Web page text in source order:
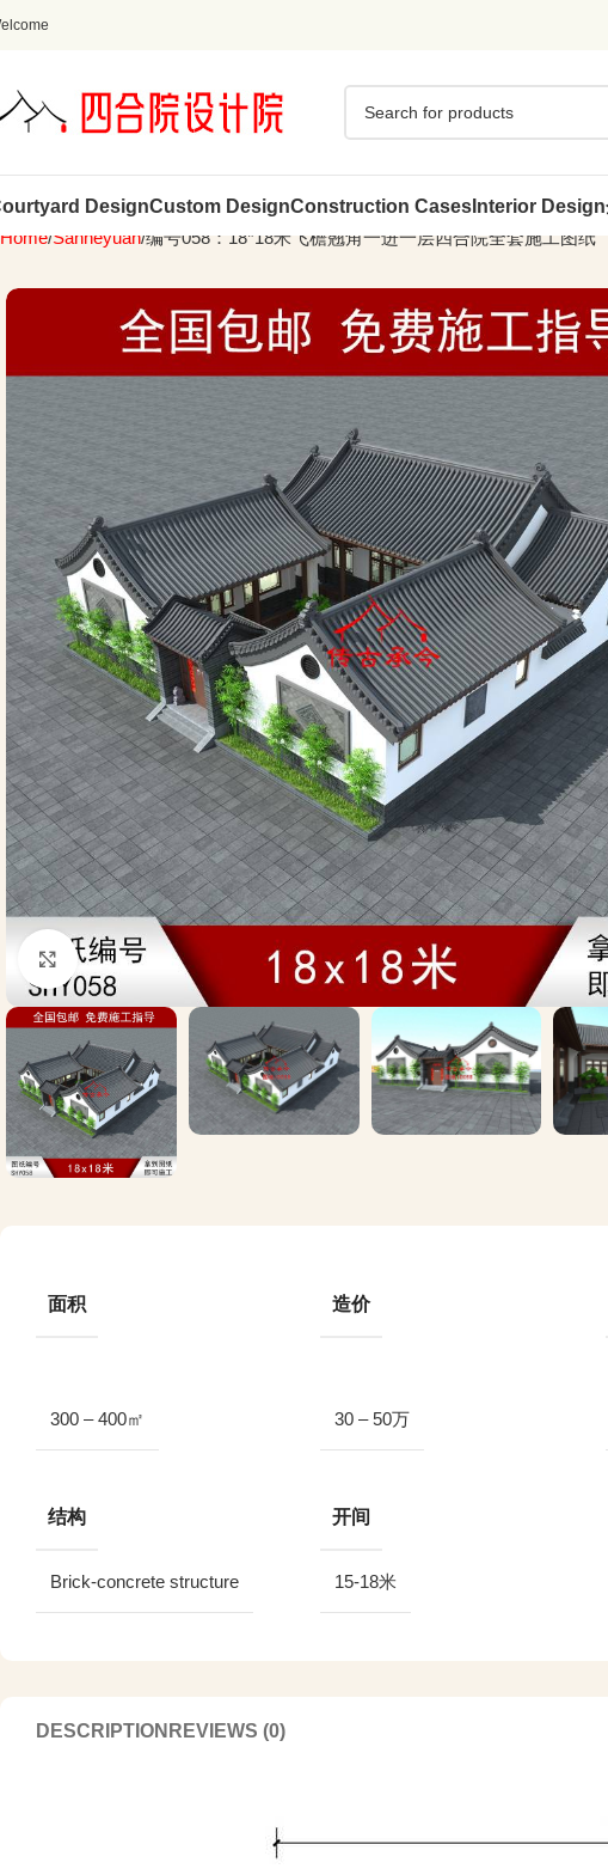
DesignCustom DesignConstruction Cases Interior Design
Home Sanheyuan 编号058：18*18米飞檐翘角一进一层四合院全套施工图纸
Click to enlarge
面积
300 – 400㎡
造价
30 – 50万
结构
Brick-concrete structure
开间
15-18米
DESCRIPTION REVIEWS (0)